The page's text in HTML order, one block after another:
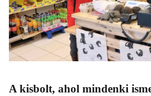
A kisbolt, ahol mindenki